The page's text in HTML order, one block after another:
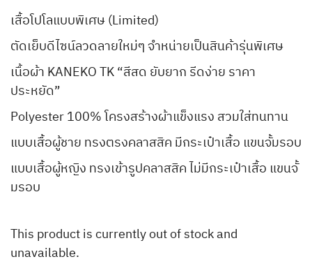
เสื้อโปโลแบบพิเศษ (Limited)
ตัดเย็บดีไซน์ลวดลายใหม่ๆ จำหน่ายเป็นสินค้ารุ่นพิเศษ
เนื้อผ้า KANEKO TK “สีสด ยับยาก รีดง่าย ราคา
ประหยัด”
Polyester 100% โครงสร้างผ้าแข็งแรง สวมใส่ทนทาน
แบบเสื้อผู้ชาย ทรงตรงคลาสสิค มีกระเป๋าเสื้อ แขนจั้มรอบ
แบบเสื้อผู้หญิง ทรงเข้ารูปคลาสสิค ไม่มีกระเป๋าเสื้อ แขนจั้
มรอบ
This product is currently out of stock and
unavailable.